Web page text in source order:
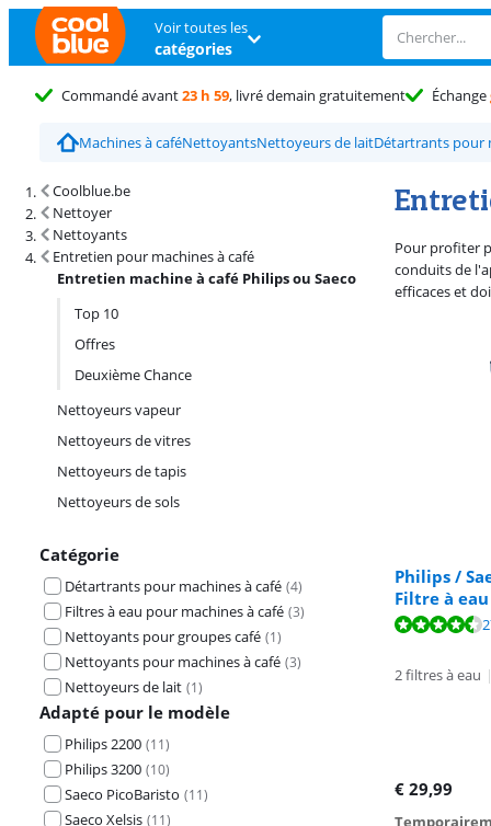
Voir toutes les
catégories
Commandé avant23 h 59, livré demain gratuitement Échange
Machines à caféNettoyantsNettoyeurs de laitDétartrants pour
Coolblue.be
Nettoyer
Nettoyants
Entretien pour machines à café
Entretien machine à café Philips ou Saeco
Top 10
Offres
Deuxième Chance
Nettoyeurs vapeur
Nettoyeurs de vitres
Nettoyeurs de tapis
Nettoyeurs de sols
Catégorie
Détartrants pour machines à café (4)
Filtres à eau pour machines à café (3)
Nettoyants pour groupes café (1)
Nettoyants pour machines à café (3)
Nettoyeurs de lait (1)
Adapté pour le modèle
Philips 2200 (11)
Philips 3200 (10)
Saeco PicoBaristo (11)
Saeco Xelsis (11)
Résultats de recherche et tri
Pour profiter
conduits de
efficaces et
Philips /
Filtre à
La note est de
2 filtres à eau |
€ 29,99
La note est de